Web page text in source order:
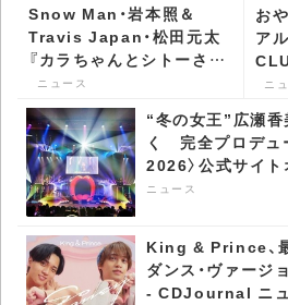
Snow Man・岩本照＆
Travis Japan・松田元太
『カラちゃんとシトーさん
と、』、パッケージ詳細公開
- CDJournal ニュース
ニュース
お
ア
「
ニ
“冬の女王”広瀬香
く 完全プロデュ
2026〉公式サイ
CDJournal ニュ
ニュース
King & Prince、
ダンス・ヴァージ
- CDJournal ニ